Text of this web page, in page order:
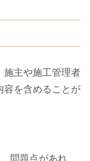
施主や施工管理者
容を含めることが
問題点があれ